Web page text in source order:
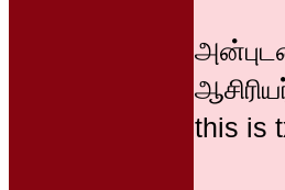
this is